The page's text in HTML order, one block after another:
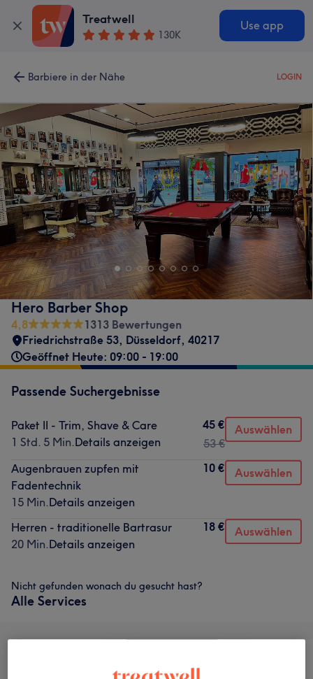
Treatwell
130K
Use app
Barbiere in der Nähe LOGIN
Hero Barber Shop
4,8
1313 Bewertungen
Friedrichstraße 53, Düsseldorf, 40217
Geöffnet Heute: 09:00 - 19:00
Passende Suchergebnisse
Paket II - Trim, Shave & Care
1 Std. 5 Min.Details anzeigen
45 €
53 €
Auswählen
Augenbrauen zupfen mit
Fadentechnik
15 Min.Details anzeigen
10 € Auswählen
Herren - traditionelle Bartrasur
20 Min.Details anzeigen
18 € Auswählen
Nicht gefunden wonach du gesucht hast?
Alle Services